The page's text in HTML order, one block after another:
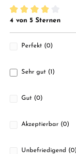
Durchschnittliche
4 von 5 Sternen
Perfekt (0)
Sehr gut (1)
Gut (0)
Akzeptierbar (0)
Unbefriedigend (0)